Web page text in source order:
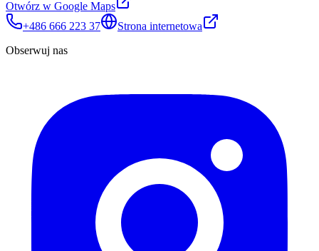
Otwórz w Google Maps
+486 666 223 37
Strona internetowa
Obserwuj nas